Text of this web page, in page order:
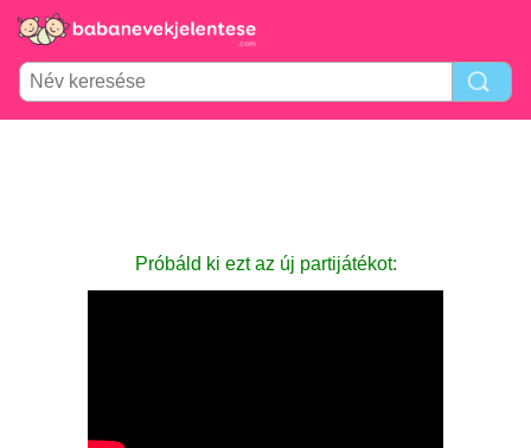
Próbáld ki ezt az új partijátékot: